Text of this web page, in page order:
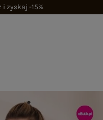
i zyskaj -15%